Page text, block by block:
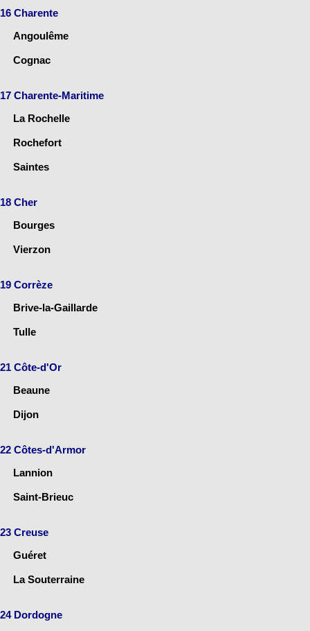
16 Charente
Angoulême
Cognac
17 Charente-Maritime
La Rochelle
Rochefort
Saintes
18 Cher
Bourges
Vierzon
19 Corrèze
Brive-la-Gaillarde
Tulle
21 Côte-d'Or
Beaune
Dijon
22 Côtes-d'Armor
Lannion
Saint-Brieuc
23 Creuse
Guéret
La Souterraine
24 Dordogne